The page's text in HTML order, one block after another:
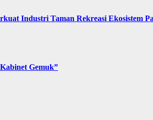
Industri Taman Rekreasi Ekosistem
Gemuk”